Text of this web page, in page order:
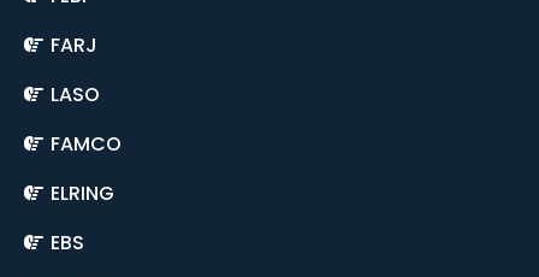
FARJ
LASO
FAMCO
ELRING
EBS